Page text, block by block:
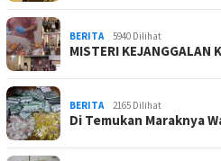
BERITA 5940 Dilihat
MISTERI KEJANGGALAN
BERITA 2165 Dilihat
Di Temukan Maraknya